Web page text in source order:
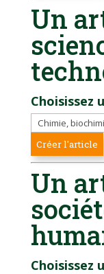
Un
Choisissez
Un
Choisissez